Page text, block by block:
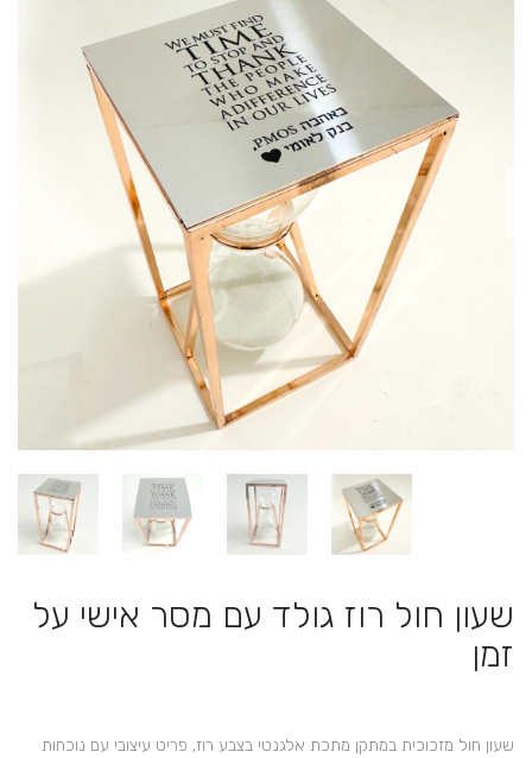
שעון חול רוז גולד עם מסר אישי על
זמן
שעון חול מזכוכית במתקן מתכת אלגנטי בצבע רוז, פריט עיצובי עם נוכחות